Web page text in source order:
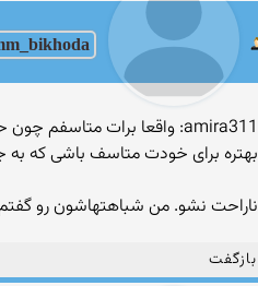
amira311: واقعا برات متاسفم چون حضرت ابراهیم این همه سختی کشید وامد که فرق خدا پرستی و بت پرستی را به انسان ها بگوید و تو حالا داری میگی فرقش در چیست .
بهتره برای خودت متاسف باشی که به
ناراحت نشو. من شباهتهاشون رو
بازگفت